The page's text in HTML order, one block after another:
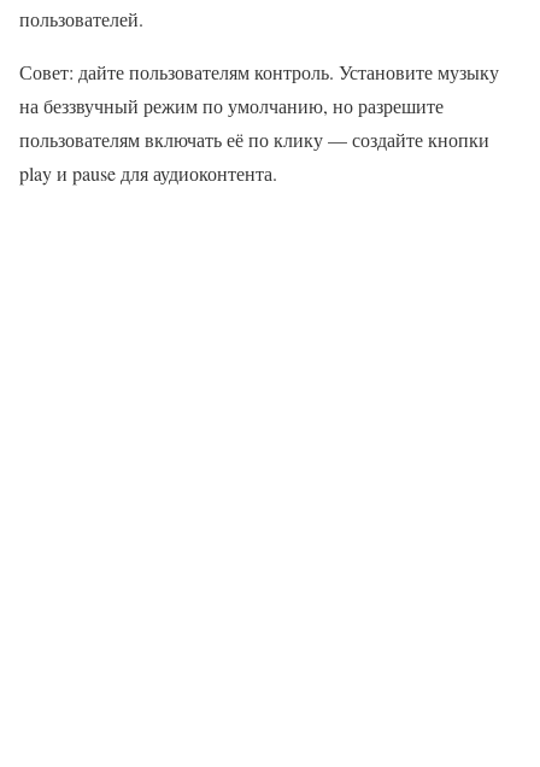
пользователей.
Совет: дайте пользователям контроль. Установите музыку
на беззвучный режим по умолчанию, но разрешите
пользователям включать её по клику — создайте кнопки
play и pause для аудиоконтента.